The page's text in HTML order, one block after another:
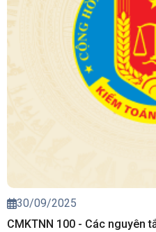
30/09/2025
CMKTNN 100 - Các nguyên